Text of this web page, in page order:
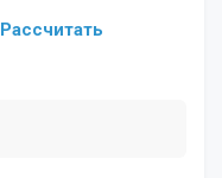
Рассчитать